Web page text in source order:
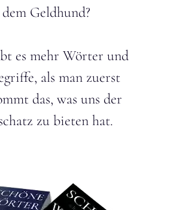
Geldhund?
es mehr Wörter und
als man zuerst
das, was uns der
zu bieten hat.